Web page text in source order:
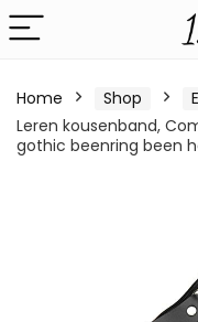
Home Shop
Leren kousenband,
gothic beenring been